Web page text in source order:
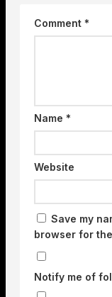
Comment *
Name *
Website
Save my
browser for
Notify me of